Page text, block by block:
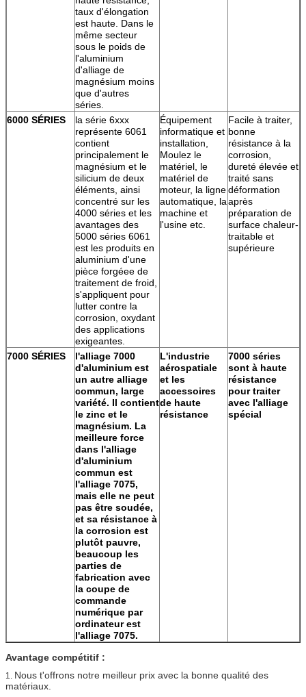
taux d'élongation
est haute. Dans le
même secteur
sous le poids de
l'aluminium
d'alliage de
magnésium moins
que d'autres
séries.
6000 SÉRIES
la série 6xxx
représente 6061
contient
principalement le
magnésium et le
silicium de deux
éléments, ainsi
concentré sur les
4000 séries et les
avantages des
5000 séries 6061
est les produits en
aluminium d'une
pièce forgéee de
traitement de froid,
s'appliquent pour
lutter contre la
corrosion, oxydant
des applications
exigeantes.
Équipement
informatique et
installation,
Moulez le
matériel, le
matériel de
moteur, la ligne
automatique, la
machine et
l'usine etc.
Facile à traiter,
bonne
résistance à la
corrosion,
dureté élevée et
traité sans
déformation
après
préparation de
surface chaleur-
traitable et
supérieure
7000 SÉRIES
l'alliage 7000
d'aluminium est
un autre alliage
commun, large
variété. Il contient
le zinc et le
magnésium. La
meilleure force
dans l'alliage
d'aluminium
commun est
l'alliage 7075,
mais elle ne peut
pas être soudée,
et sa résistance à
la corrosion est
plutôt pauvre,
beaucoup les
parties de
fabrication avec
la coupe de
commande
numérique par
ordinateur est
l'alliage 7075.
L'industrie
aérospatiale
et les
accessoires
de haute
résistance
7000 séries
sont à haute
résistance
pour traiter
avec l'alliage
spécial
Avantage compétitif :
1. Nous t'offrons notre meilleur prix avec la bonne qualité des
matériaux.